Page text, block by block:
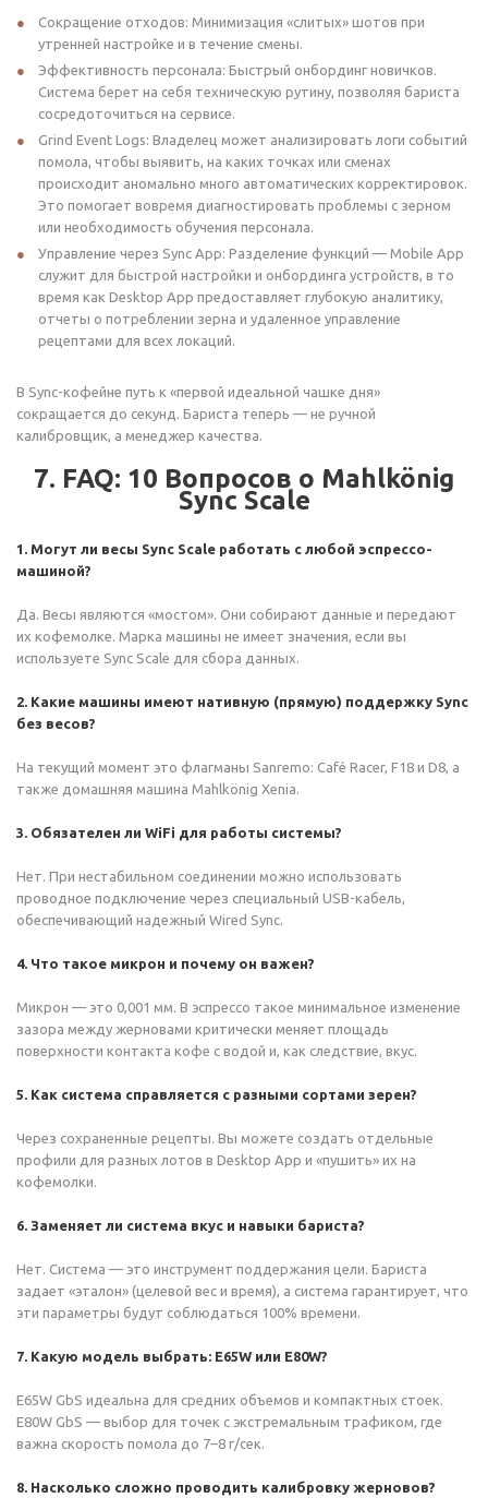
Сокращение отходов: Минимизация «слитых» шотов при
утренней настройке и в течение смены.
Эффективность персонала: Быстрый онбординг новичков.
Система берет на себя техническую рутину, позволяя бариста
сосредоточиться на сервисе.
Grind Event Logs: Владелец может анализировать логи событий
помола, чтобы выявить, на каких точках или сменах
происходит аномально много автоматических корректировок.
Это помогает вовремя диагностировать проблемы с зерном
или необходимость обучения персонала.
Управление через Sync App: Разделение функций — Mobile App
служит для быстрой настройки и онбординга устройств, в то
время как Desktop App предоставляет глубокую аналитику,
отчеты о потреблении зерна и удаленное управление
рецептами для всех локаций.
В Sync-кофейне путь к «первой идеальной чашке дня»
сокращается до секунд. Бариста теперь — не ручной
калибровщик, а менеджер качества.
7. FAQ: 10 Вопросов о Mahlkönig
Sync Scale
1. Могут ли весы Sync Scale работать с любой эспрессо-
машиной?
Да. Весы являются «мостом». Они собирают данные и передают
их кофемолке. Марка машины не имеет значения, если вы
используете Sync Scale для сбора данных.
2. Какие машины имеют нативную (прямую) поддержку Sync
без весов?
На текущий момент это флагманы Sanremo: Café Racer, F18 и D8, а
также домашняя машина Mahlkönig Xenia.
3. Обязателен ли WiFi для работы системы?
Нет. При нестабильном соединении можно использовать
проводное подключение через специальный USB-кабель,
обеспечивающий надежный Wired Sync.
4. Что такое микрон и почему он важен?
Микрон — это 0,001 мм. В эспрессо такое минимальное изменение
зазора между жерновами критически меняет площадь
поверхности контакта кофе с водой и, как следствие, вкус.
5. Как система справляется с разными сортами зерен?
Через сохраненные рецепты. Вы можете создать отдельные
профили для разных лотов в Desktop App и «пушить» их на
кофемолки.
6. Заменяет ли система вкус и навыки бариста?
Нет. Система — это инструмент поддержания цели. Бариста
задает «эталон» (целевой вес и время), а система гарантирует, что
эти параметры будут соблюдаться 100% времени.
7. Какую модель выбрать: E65W или E80W?
E65W GbS идеальна для средних объемов и компактных стоек.
E80W GbS — выбор для точек с экстремальным трафиком, где
важна скорость помола до 7–8 г/сек.
8. Насколько сложно проводить калибровку жерновов?